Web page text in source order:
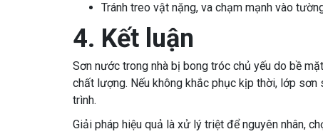
Tránh treo vật nặng, va chạm mạnh vào
4. Kết luận
Sơn nước trong nhà bị bong tróc chủ yếu do bề
chất lượng. Nếu không khắc phục kịp thời, lớp
trình.
Giải pháp hiệu quả là xử lý triệt để nguyên nhân,